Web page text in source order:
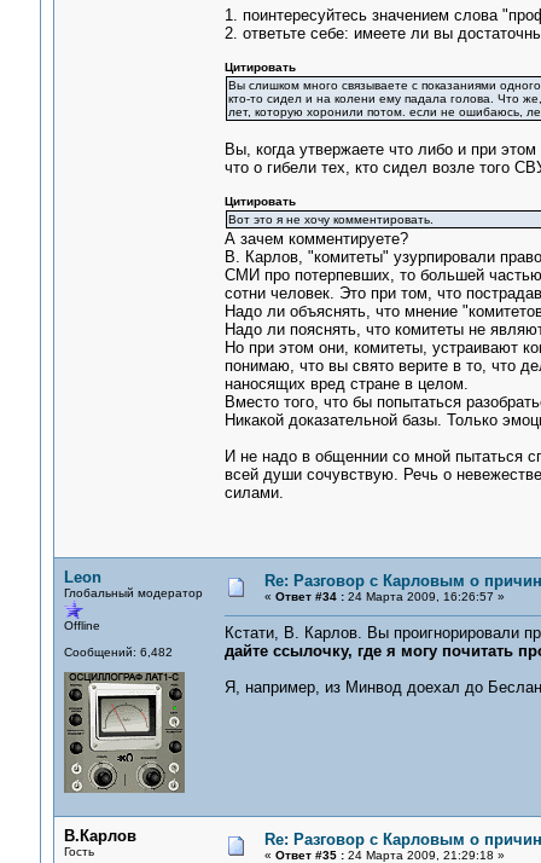
1. поинтересуйтесь значением слова
2. ответьте себе: имеете ли вы
Цитировать
Вы слишком много связываете с показаниями
кто-то сидел и на колени ему падала голова. Что
лет, которую хоронили потом. если не ошибаюсь,
Вы, когда утвержаете что либо и при
что о гибели тех, кто сидел возле того
Цитировать
Вот это я не хочу комментировать.
А зачем комментируете?
В. Карлов, "комитеты" узурпировали
СМИ про потерпевших, то большей частью
сотни человек. Это при том, что
Надо ли объяснять, что мнение
Надо ли пояснять, что комитеты не
Но при этом они, комитеты, устраивают
понимаю, что вы свято верите в то, что
наносящих вред стране в целом.
Вместо того, что бы попытаться
Никакой доказательной базы. Только
И не надо в общеннии со мной пытаться
всей души сочувствую. Речь о
силами.
Leon
Глобальный модератор
Offline
Сообщений: 6,482
Re: Разговор с Карловым о
« Ответ #34 :24 Марта 2009, 16:26:57 »
Кстати, В. Карлов. Вы проигнорировали
дайте ссылочку, где я могу почитать
Я, например, из Минвод доехал до
В.Карлов
Гость
Re: Разговор с Карловым о
« Ответ #35 :24 Марта 2009, 21:29:18 »